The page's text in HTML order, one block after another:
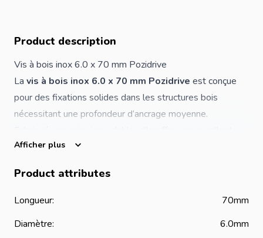
Product description
Vis à bois inox 6.0 x 70 mm Pozidrive
La vis à bois inox 6.0 x 70 mm Pozidrive est conçue
pour des fixations solides dans les structures bois
nécessitant une profondeur d’ancrage moyenne.
résistance à la corrosion, adaptée aux environnements
L’empreintePozidriveassure une bonne transmission du
couple de serrage et une stabilité optimale lors du
les travaux de charpente, d’ossature bois et
Afficher plus
Product attributes
Longueur:
70mm
Diamètre:
6.0mm